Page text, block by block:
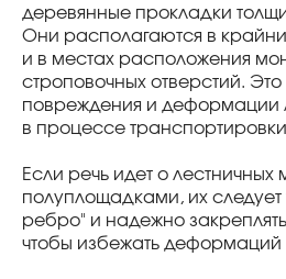
деревянные прокладки
Они располагаются в
и в местах расположения
строповочных отверстий. Это
повреждения и деформации
в процессе
Если речь идет о
полуплощадками, их следует
ребро" и надежно
чтобы избежать